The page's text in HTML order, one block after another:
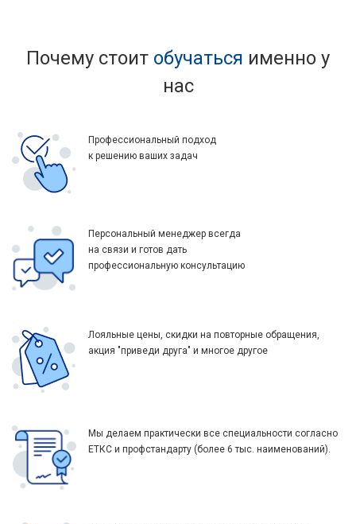
Почему стоит обучаться именно у
нас
Профессиональный подход
к решению ваших задач
Персональный менеджер всегда
на связи и готов дать
профессиональную консультацию
Лояльные цены, скидки на повторные обращения,
акция "приведи друга" и многое другое
Мы делаем практически все специальности согласно
ЕТКС и профстандарту (более 6 тыс. наименований).